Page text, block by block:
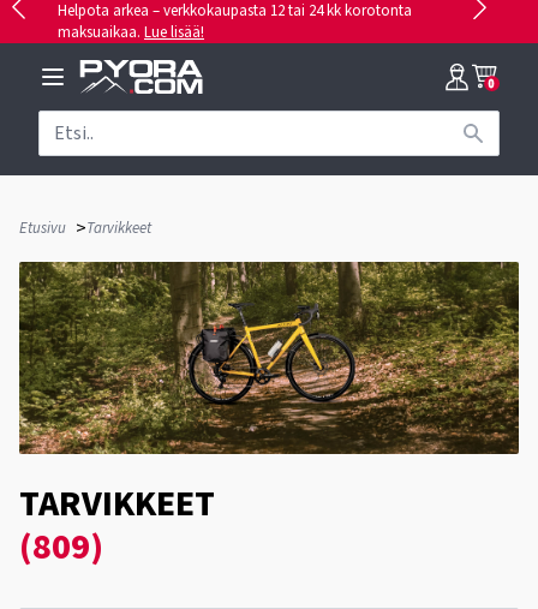
Helpota arkea – verkkokaupasta 12 tai 24 kk korotonta
maksuaikaa. Lue lisää!
0
Etusivu >Tarvikkeet
TARVIKKEET
(809)